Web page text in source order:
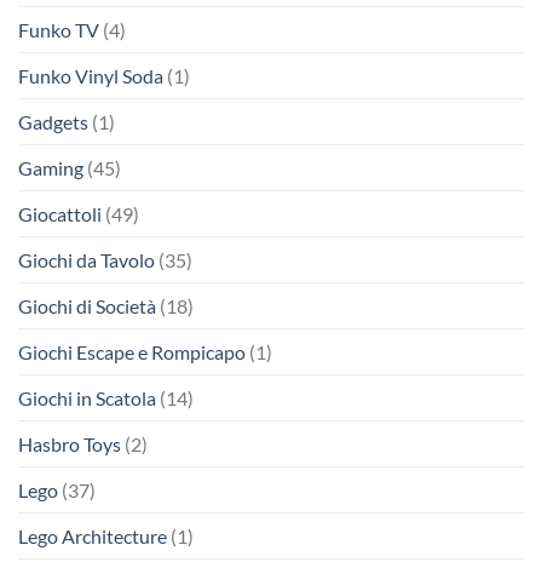
Funko TV (4)
Funko Vinyl Soda (1)
Gadgets (1)
Gaming (45)
Giocattoli (49)
Giochi da Tavolo (35)
Giochi di Società (18)
Giochi Escape e Rompicapo (1)
Giochi in Scatola (14)
Hasbro Toys (2)
Lego (37)
Lego Architecture (1)